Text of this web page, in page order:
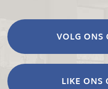
VOLG ONS
LIKE ONS